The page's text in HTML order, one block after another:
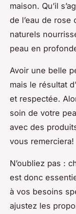
maison. Qu’il
de l’eau de rose
naturels
peau en
Avoir une belle
mais le résultat
et respectée.
soin de votre
avec des
vous remerciera!
N’oubliez pas :
est donc
à vos besoins
ajustez les